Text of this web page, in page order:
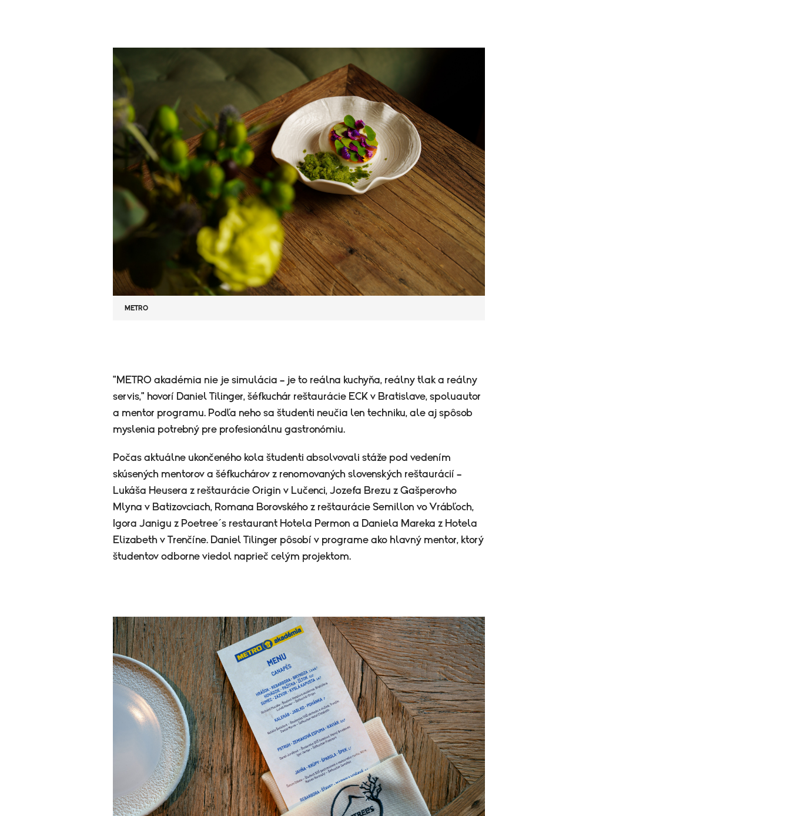
METRO
"METRO akadémia nie je simulácia – je to reálna kuchyňa, reálny tlak a reálny
servis," hovorí Daniel Tilinger, šéfkuchár reštaurácie ECK v Bratislave, spoluautor
a mentor programu. Podľa neho sa študenti neučia len techniku, ale aj spôsob
myslenia potrebný pre profesionálnu gastronómiu.
Počas aktuálne ukončeného kola študenti absolvovali stáže pod vedením
skúsených mentorov a šéfkuchárov z renomovaných slovenských reštaurácií –
Lukáša Heusera z reštaurácie Origin v Lučenci, Jozefa Brezu z Gašperovho
Mlyna v Batizovciach, Romana Borovského z reštaurácie Semillon vo Vrábľoch,
Igora Janigu z Poetree´s restaurant Hotela Permon a Daniela Mareka z Hotela
Elizabeth v Trenčíne. Daniel Tilinger pôsobí v programe ako hlavný mentor, ktorý
študentov odborne viedol naprieč celým projektom.